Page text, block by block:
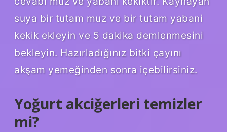
suya bir tutam muz ve bir tutam yabani
kekik ekleyin ve 5 dakika demlenmesini
bekleyin. Hazırladığınız bitki çayını
akşam yemeğinden sonra içebilirsiniz.
Yoğurt akciğerleri temizler
mi?